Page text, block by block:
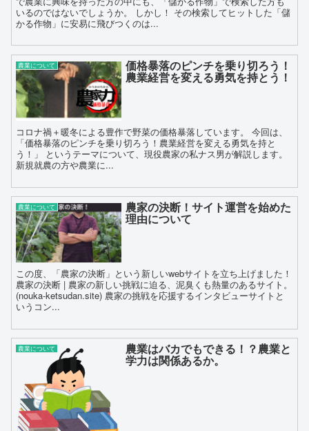
いるのではないでしょうか。 しかし！ その検索してヒットした「儲
かる作物」に安易に飛びつくのは...
農業について 価格暴落のピンチを乗り切ろう！
農業経営を変える勇気を持とう！
コロナ禍＋暖冬による豊作で野菜の価格暴落しています。 今回は、
「価格暴落のピンチを乗り切ろう！農業経営を変える勇気を持と
う！」 というテーマについて、現役農家の私ナス男が解説します。
新規就農の方や農業に...
農業について 農家の決断！サイト運営を始めた
理由について
この度、「農家の決断」という新しいwebサイトを立ち上げました！
農家の決断 | 農家の新しい挑戦に迫る、泥臭くも熱量のあるサイト。
(nouka-ketsudan.site) 農家の挑戦を応援するインタビューサイトと
いうコン...
農業について 農業はバカでもできる！？農業と
学力は関係あるか。